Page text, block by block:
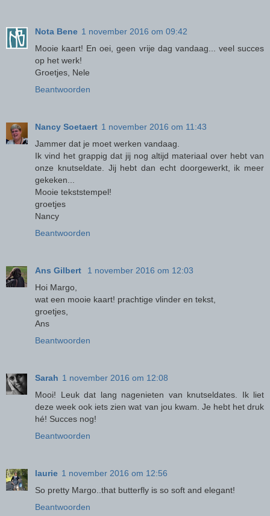
Nota Bene 1 november 2016 om 09:42
Mooie kaart! En oei, geen vrije dag vandaag... veel succes
op het werk!
Groetjes, Nele
Beantwoorden
Nancy Soetaert 1 november 2016 om 11:43
Jammer dat je moet werken vandaag.
Ik vind het grappig dat jij nog altijd materiaal over hebt van
onze knutseldate. Jij hebt dan echt doorgewerkt, ik meer
gekeken...
Mooie tekststempel!
groetjes
Nancy
Beantwoorden
Ans Gilbert
1 november 2016 om 12:03
Hoi Margo,
wat een mooie kaart! prachtige vlinder en tekst,
groetjes,
Ans
Beantwoorden
Sarah 1 november 2016 om 12:08
Mooi! Leuk dat lang nagenieten van knutseldates. Ik liet
deze week ook iets zien wat van jou kwam. Je hebt het druk
hé! Succes nog!
Beantwoorden
laurie 1 november 2016 om 12:56
So pretty Margo..that butterfly is so soft and elegant!
Beantwoorden